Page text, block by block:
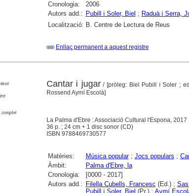
Cronologia:
2006
Autors add.: Pubill i Soler, Biel ; Raduà i Serra,
Localització: B. Centre de Lectura de Reus
Enllaç permanent a aquest registre
complet
Cantar i jugar/ [pròleg: Biel Pubill i Soler ;
Rossend Aymí Escolà]
La Palma d'Ebre : Associació Cultural l'Espona, 2017
36 p. ; 24 cm + 1 disc sonor (CD)
ISBN 9788469730577
Matèries: Música popular; Jocs populars ;
Àmbit:
Palma d'Ebre, la
Cronologia:
[0000 - 2017]
Autors add.: Filella Cubells, Francesc (Ed.) ;
Pubill i Soler, Biel (Pr.) ; Aymí